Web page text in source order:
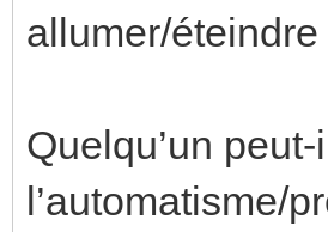
allumer/
Quelqu’un
l’automatisme/